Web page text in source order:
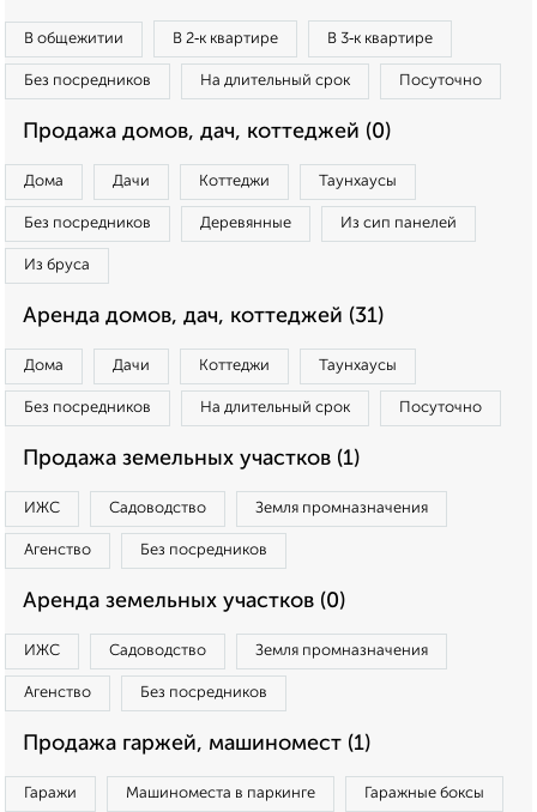
В общежитии В 2‑к квартире В 3‑к квартире
Без посредников На длительный срок Посуточно
Продажа домов, дач, коттеджей (0)
Дома Дачи Коттеджи Таунхаусы
Без посредников Деревянные Из сип панелей
Из бруса
Аренда домов, дач, коттеджей (31)
Дома Дачи Коттеджи Таунхаусы
Без посредников На длительный срок Посуточно
Продажа земельных участков (1)
ИЖС Садоводство Земля промназначения
Агенство Без посредников
Аренда земельных участков (0)
ИЖС Садоводство Земля промназначения
Агенство Без посредников
Продажа гаржей, машиномест (1)
Гаражи Машиноместа в паркинге Гаражные боксы